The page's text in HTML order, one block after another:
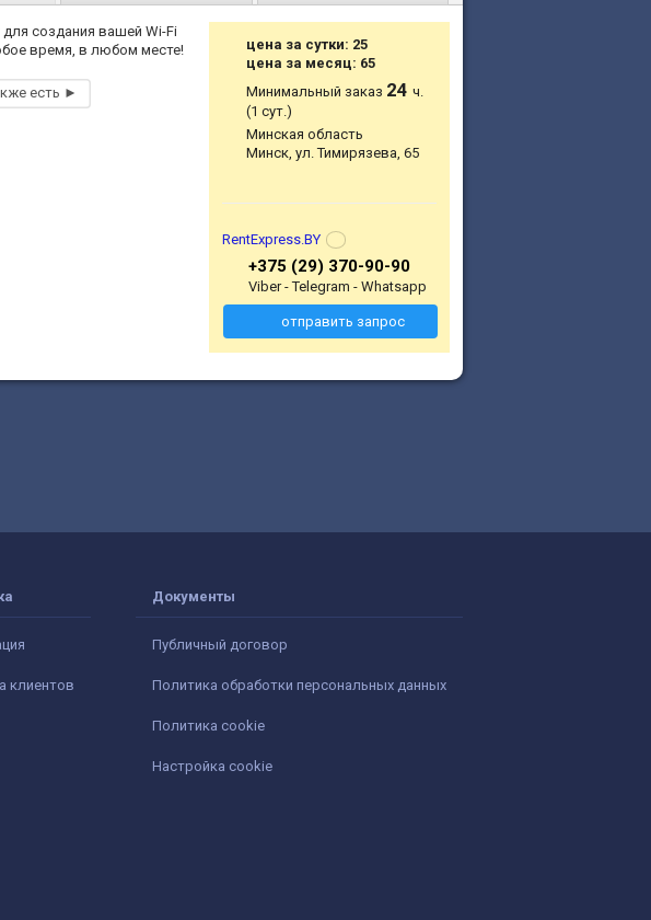
создания вашей Wi-Fi
время, в любом месте!
цена за сутки: 25
цена за месяц: 65
Минимальный заказ 24ч.
(1 сут.)
Минская область
Минск, ул. Тимирязева, 65
RentExpress.BY
+375 (29) 370-90-90
Viber - Telegram - Whatsapp
отправить запрос
клиентов
Документы
Публичный договор
Политика обработки персональных данных
Политика cookie
Настройка cookie